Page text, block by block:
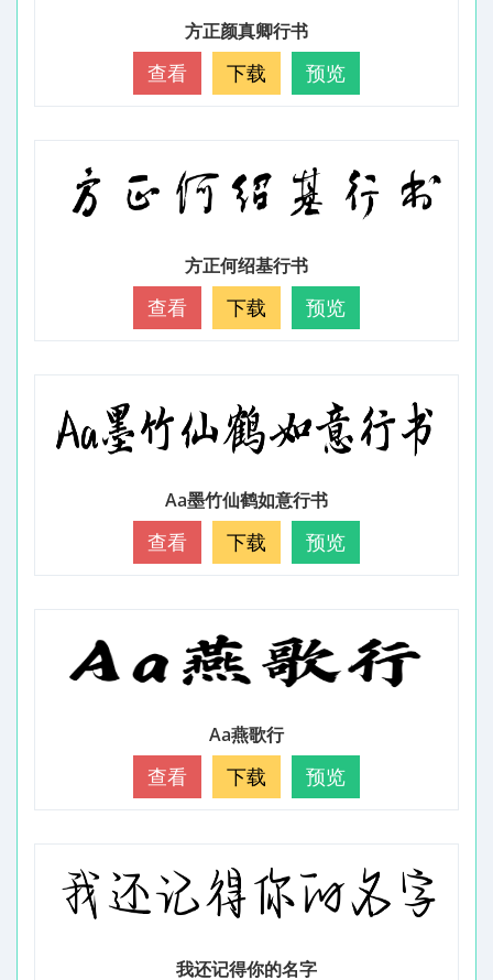
方正颜真卿行书
查看 下载 预览
方正何绍基行书
查看 下载 预览
Aa墨竹仙鹤如意行书
查看 下载 预览
Aa燕歌行
查看 下载 预览
我还记得你的名字